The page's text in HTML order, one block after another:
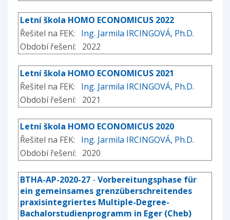
Letní škola HOMO ECONOMICUS 2022
Řešitel na FEK: Ing. Jarmila IRCINGOVÁ, Ph.D.
Období řešení: 2022
Letní škola HOMO ECONOMICUS 2021
Řešitel na FEK: Ing. Jarmila IRCINGOVÁ, Ph.D.
Období řešení: 2021
Letní škola HOMO ECONOMICUS 2020
Řešitel na FEK: Ing. Jarmila IRCINGOVÁ, Ph.D.
Období řešení: 2020
BTHA-AP-2020-27 - Vorbereitungsphase für
ein gemeinsames grenzüberschreitendes
praxisintegriertes Multiple-Degree-
Bachalorstudienprogramm in Eger (Cheb)